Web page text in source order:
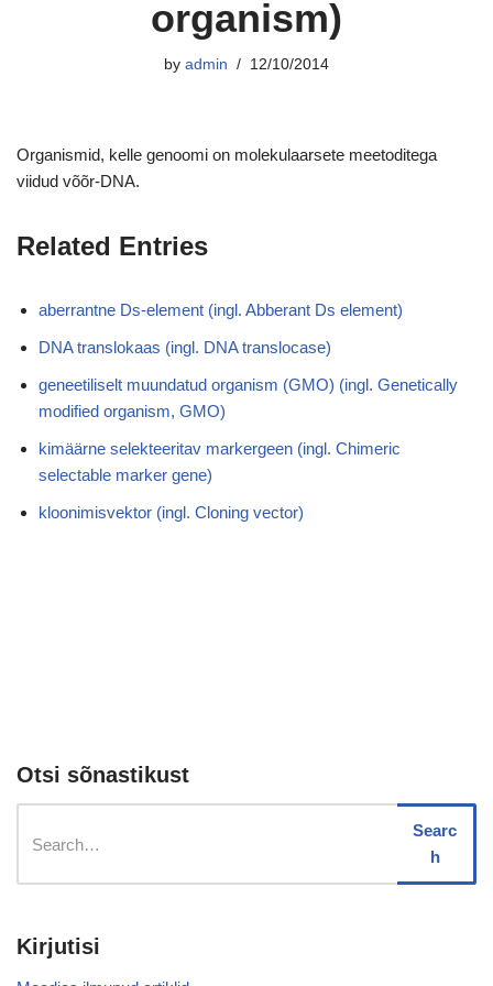
organism)
by admin 12/10/2014
Organismid, kelle genoomi on molekulaarsete meetoditega
viidud võõr-DNA.
Related Entries
aberrantne Ds-element (ingl. Abberant Ds element)
DNA translokaas (ingl. DNA translocase)
geneetiliselt muundatud organism (GMO) (ingl. Genetically
modified organism, GMO)
kimäärne selekteeritav markergeen (ingl. Chimeric
selectable marker gene)
kloonimisvektor (ingl. Cloning vector)
Otsi sõnastikust
Searc
h
Kirjutisi